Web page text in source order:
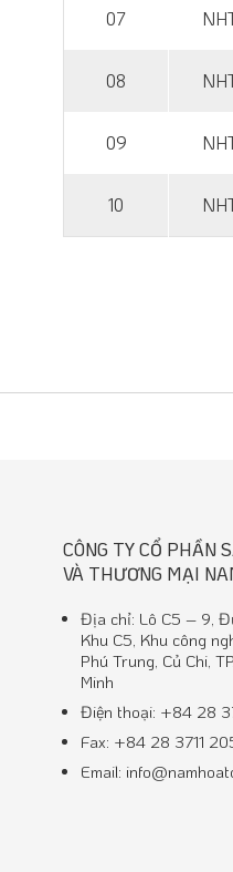
07
08
09
10
CÔNG TY CỔ PHẦN
VÀ THƯƠNG MẠI
Địa chỉ: Lô C5 – 9,
Khu C5, Khu công
Phú Trung, Củ Chi,
Minh
Điện thoại: +84 28
Fax: +84 28 3711
Email: